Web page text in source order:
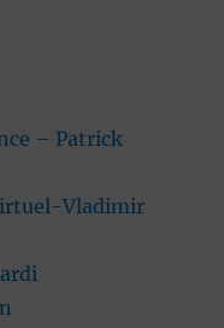
– Patrick
Vladimir